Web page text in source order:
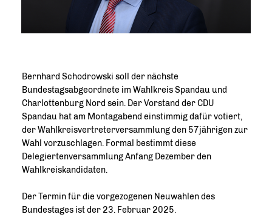
Bernhard Schodrowski soll der nächste
Bundestagsabgeordnete im Wahlkreis Spandau und
Charlottenburg Nord sein. Der Vorstand der CDU
Spandau hat am Montagabend einstimmig dafür votiert,
der Wahlkreisvertreterversammlung den 57jährigen zur
Wahl vorzuschlagen. Formal bestimmt diese
Delegiertenversammlung Anfang Dezember den
Wahlkreiskandidaten.
Der Termin für die vorgezogenen Neuwahlen des
Bundestages ist der 23. Februar 2025.